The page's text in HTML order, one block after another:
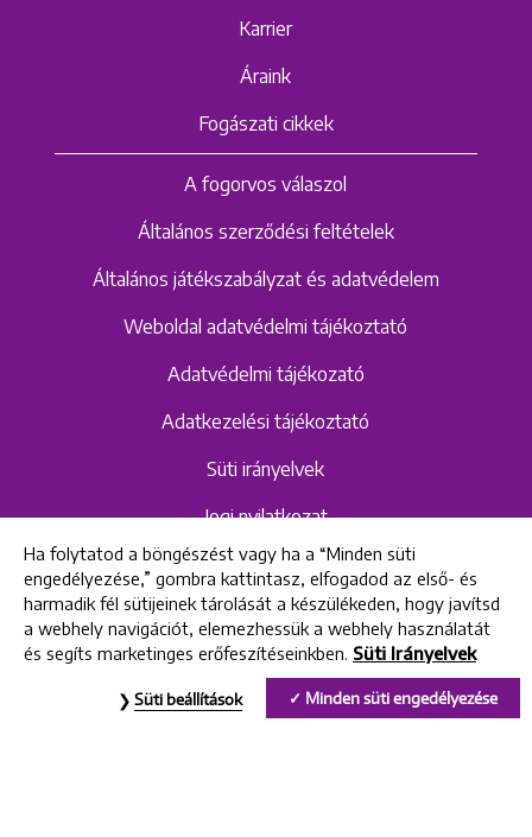
Karrier
Áraink
Fogászati cikkek
A fogorvos válaszol
Általános szerződési feltételek
Általános játékszabályzat és adatvédelem
Weboldal adatvédelmi tájékoztató
Adatvédelmi tájékozató
Adatkezelési tájékoztató
Süti irányelvek
Jogi nyilatkozat
Hangrögzítéshez kapcsolódó adatvédelmi
szabályzat és tájékoztató
Uniklinik Fogászati és Implantációs Központ
Ha folytatod a böngészést vagy ha a “Minden süti
engedélyezése,” gombra kattintasz, elfogadod az első- és
harmadik fél sütijeinek tárolását a készülékeden, hogy javítsd
a webhely navigációt, elemezhessük a webhely használatát
és segíts marketinges erőfeszítéseinkben. Süti Irányelvek
Minden süti engedélyezése
Süti beállítások